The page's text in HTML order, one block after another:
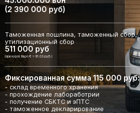
(2 390 000 руб)
Таможенная пошлина, таможенный сбор,
утилизационный сбор
511 000 руб
(при курсе Евро € = 91.03 руб.)
Фиксированная сумма 115 000 руб:
- склад временного хранения
- прохождение лабоработрии
- получение СБКТС и эПТС
- таможенное декларирование